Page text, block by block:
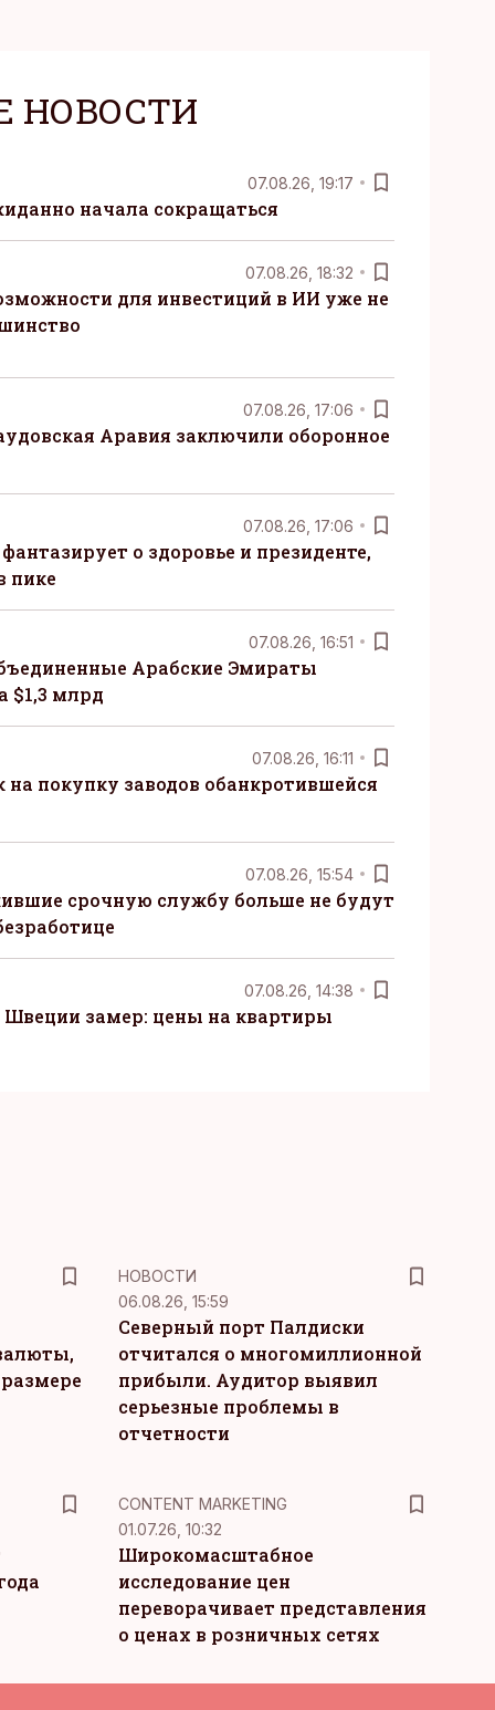
НОВОСТИ
07.08.26, 19:17
начала сокращаться
07.08.26, 18:32
для инвестиций в ИИ уже не
07.08.26, 17:06
Аравия заключили оборонное
07.08.26, 17:06
о здоровье и президенте,
пике
07.08.26, 16:51
Арабские Эмираты
$1,3 млрд
07.08.26, 16:11
покупку заводов обанкротившейся
07.08.26, 15:54
срочную службу больше не будут
07.08.26, 14:38
замер: цены на квартиры
НОВОСТИ
06.08.26, 15:59
Северный порт Палдиски
отчитался о многомиллионной
прибыли. Аудитор выявил
серьезные проблемы в
отчетности
KM
CONTENT MARKETING
01.07.26, 10:32
Широкомасштабное
исследование цен
переворачивает представления
о ценах в розничных сетях